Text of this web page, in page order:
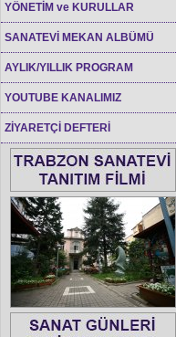
YÖNETİM ve KURULLAR
SANATEVİ MEKAN ALBÜMÜ
AYLIK/YILLIK PROGRAM
YOUTUBE KANALIMIZ
ZİYARETÇİ DEFTERİ